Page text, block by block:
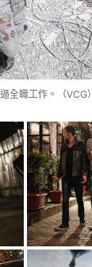
全職工作。（VCG）